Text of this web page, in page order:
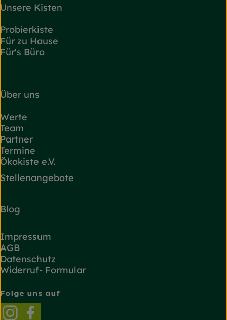
Unsere Kisten
Probierkiste
Für zu Hause
Für's Büro
Über uns
Werte
Team
Partner
Termine
Ökokiste e.V.
Stellenangebote
Blog
Impressum
AGB
Datenschutz
Widerruf- Formular
Folge uns auf
Externer Link zu https://